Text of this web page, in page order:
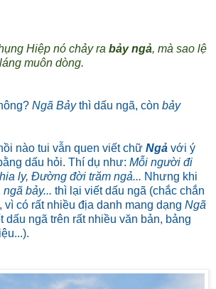
Hiệp nó chảy ra bảy ngả, mà sao lệ
muôn dòng.
Ngã Bảythì dấu ngã, còn bảy
nào tui vẫn quen viết chữ Ngả với ý
dấu hỏi. Thí dụ như: Mỗi người đi
ly, Đường đời trăm ngả... Nhưng khi
bảy... thì lại viết dấu ngã (chắc chắn
vì có rất nhiều địa danh mang dạng Ngã
dấu ngã trên rất nhiều văn bản, bảng